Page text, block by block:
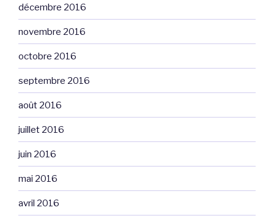
décembre 2016
novembre 2016
octobre 2016
septembre 2016
août 2016
juillet 2016
juin 2016
mai 2016
avril 2016